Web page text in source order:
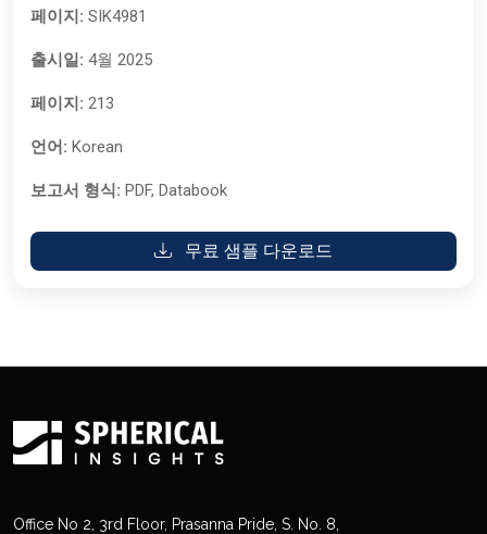
페이지: SIK4981
출시일: 4월 2025
페이지: 213
언어: Korean
보고서 형식: PDF, Databook
무료 샘플 다운로드
Office No 2, 3rd Floor, Prasanna Pride, S. No. 8,